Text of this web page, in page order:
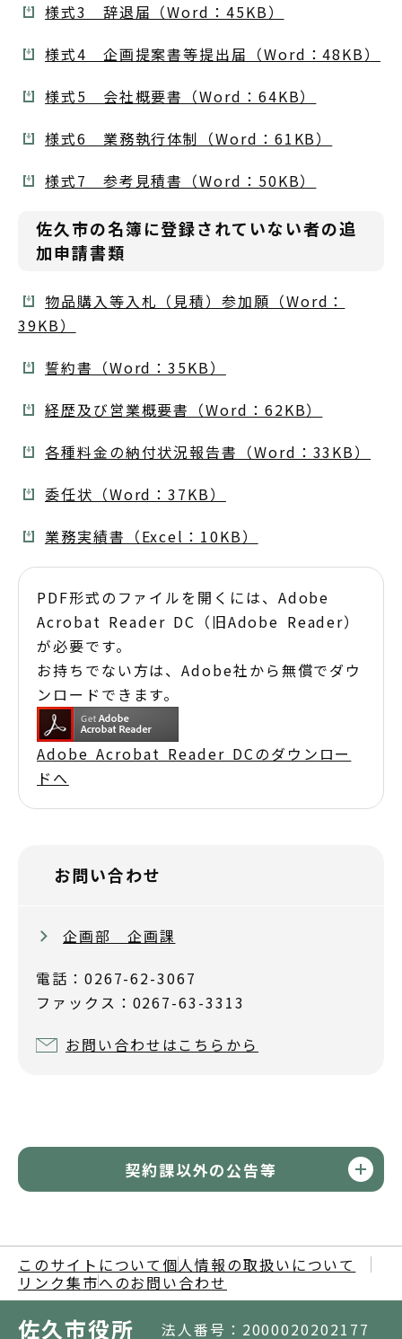
様式3 辞退届（Word：45KB）
様式4 企画提案書等提出届（Word：48KB）
様式5 会社概要書（Word：64KB）
様式6 業務執行体制（Word：61KB）
様式7 参考見積書（Word：50KB）
佐久市の名簿に登録されていない者の追
加申請書類
物品購入等入札（見積）参加願（Word：
39KB）
誓約書（Word：35KB）
経歴及び営業概要書（Word：62KB）
各種料金の納付状況報告書（Word：33KB）
委任状（Word：37KB）
業務実績書（Excel：10KB）
PDF形式のファイルを開くには、Adobe
Acrobat Reader DC（旧Adobe Reader）
が必要です。
お持ちでない方は、Adobe社から無償でダウ
ンロードできます。
Adobe Acrobat Reader DCのダウンロー
ドへ
お問い合わせ
企画部 企画課
電話：0267-62-3067
ファックス：0267-63-3313
お問い合わせはこちらから
契約課以外の公告等
このサイトについて 個人情報の取扱いについて
リンク集市へのお問い合わせ
佐久市役所 法人番号：2000020202177